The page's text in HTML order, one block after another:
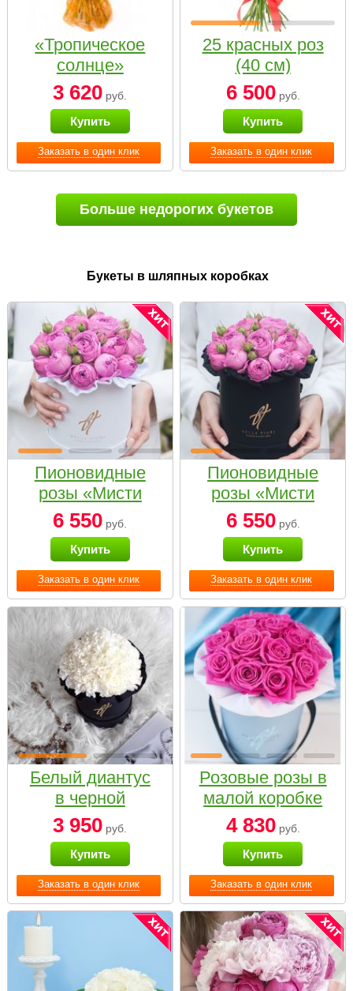
Заказать в один клик
«Тропическое
солнце»
3 620 руб.
Купить
Заказать в один клик
25 красных роз
(40 см)
6 500руб.
Купить
Больше недорогих букетов
Букеты в шляпных коробках
Заказать в один клик
Пионовидные
розы «Мисти
бабблс» в белой
коробке Small
6 550 руб.
Купить
Заказать в один клик
Пионовидные
розы «Мисти
бабблс» в
черной коробке
Small
6 550руб.
Купить
Заказать в один клик
Белый диантус
в черной
коробке Small
3 950 руб.
Купить
Заказать в один клик
Розовые розы в
малой коробке
4 830руб.
Купить